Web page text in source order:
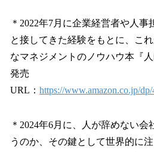
＊2022年7月に企業経営者や人
と接してきた経験をもとに、こ
なマネジメントのノウハウ本『
発売
URL： https://www.amazon.co.jp/
＊2024年6月に、人が辞めない
うのか、その鍵として世界的に